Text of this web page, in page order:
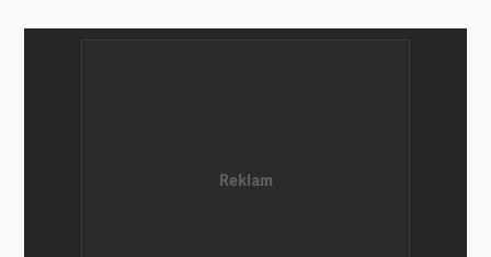
birlikte galeri ve video hazırladı. 2019'un Şubat